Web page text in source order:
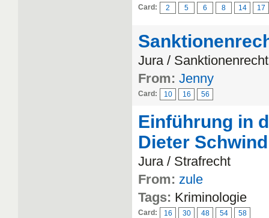
Card: 2 5 6 8 14 17
Jura / Sanktionenrecht
From: Jenny
Card: 10 16 56
Einführung in
Dieter
Jura / Strafrecht
From: zule
Tags: Kriminologie
Card: 16 30 48 54 58